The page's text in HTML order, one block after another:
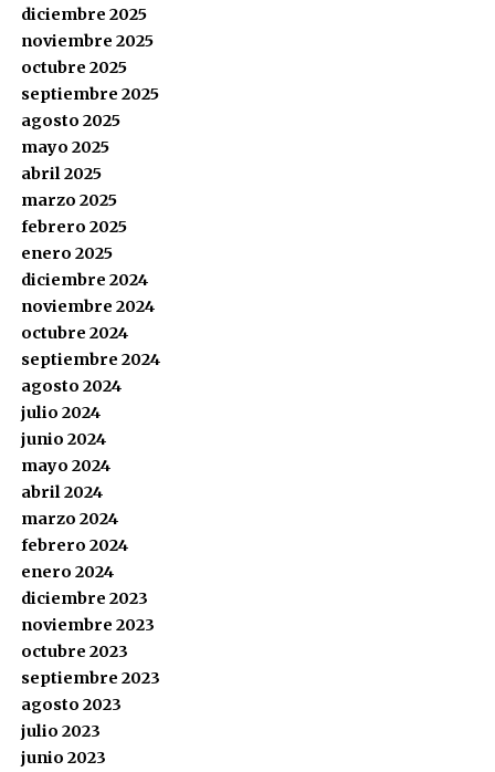
diciembre 2025
noviembre 2025
octubre 2025
septiembre 2025
agosto 2025
mayo 2025
abril 2025
marzo 2025
febrero 2025
enero 2025
diciembre 2024
noviembre 2024
octubre 2024
septiembre 2024
agosto 2024
julio 2024
junio 2024
mayo 2024
abril 2024
marzo 2024
febrero 2024
enero 2024
diciembre 2023
noviembre 2023
octubre 2023
septiembre 2023
agosto 2023
julio 2023
junio 2023